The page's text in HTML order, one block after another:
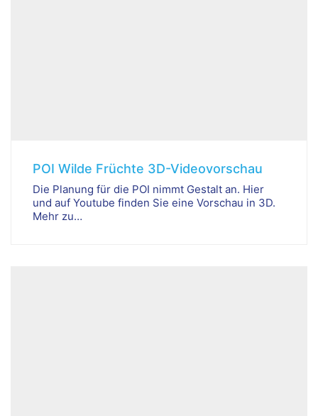
POI Wilde Früchte 3D-Videovorschau
Die Planung für die POI nimmt Gestalt an. Hier
und auf Youtube finden Sie eine Vorschau in 3D.
Mehr zu…